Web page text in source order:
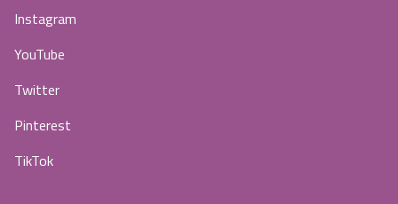
Instagram
YouTube
Twitter
Pinterest
TikTok